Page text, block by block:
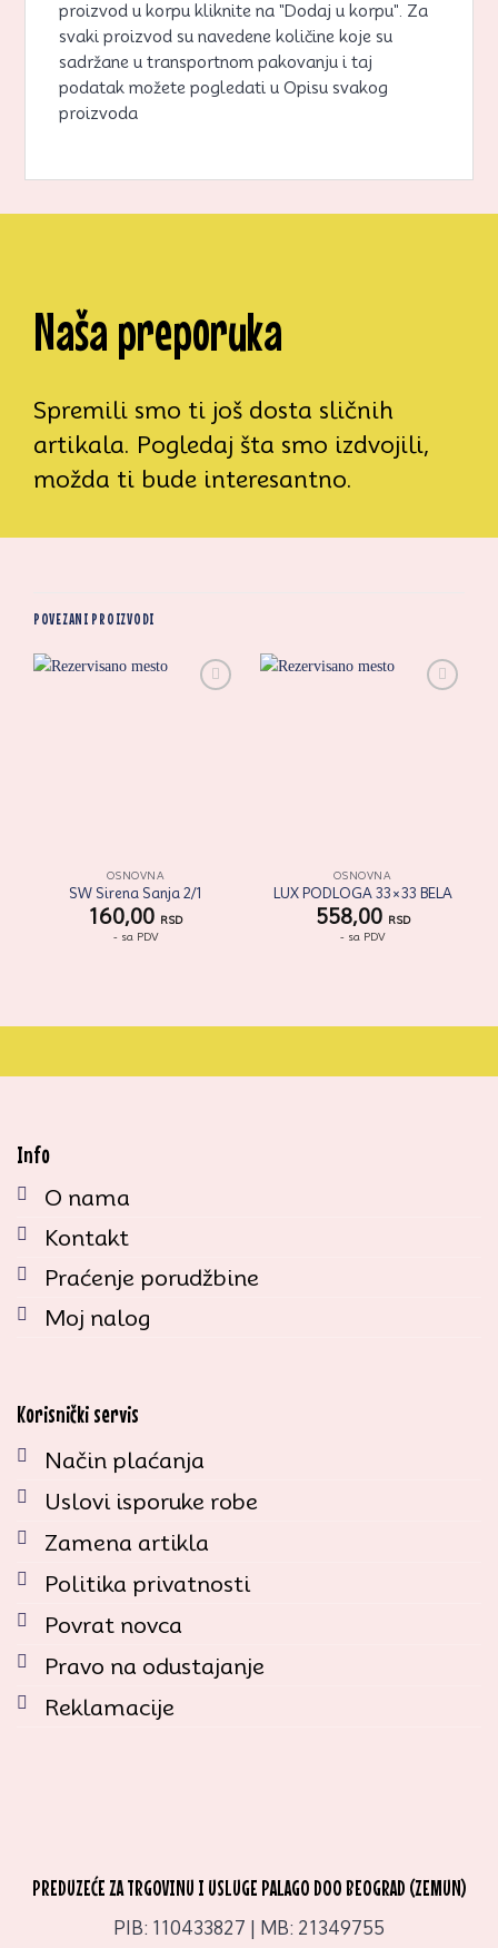
proizvod u korpu kliknite na "Dodaj u korpu". Za
svaki proizvod su navedene količine koje su
sadržane u transportnom pakovanju i taj
podatak možete pogledati u Opisu svakog
proizvoda
Naša preporuka
Spremili smo ti još dosta sličnih
artikala. Pogledaj šta smo izdvojili,
možda ti bude interesantno.
POVEZANI PROIZVODI
OSNOVNA
SW Sirena Sanja 2/1
160,00 RSD
- sa PDV
OSNOVNA
LUX PODLOGA 33×33 BELA
558,00 RSD
- sa PDV
Info
O nama
Kontakt
Praćenje porudžbine
Moj nalog
Korisnički servis
Način plaćanja
Uslovi isporuke robe
Zamena artikla
Politika privatnosti
Povrat novca
Pravo na odustajanje
Reklamacije
PREDUZEĆE ZA TRGOVINU I USLUGE PALAGO DOO BEOGRAD (ZEMUN)
PIB: 110433827 | MB: 21349755